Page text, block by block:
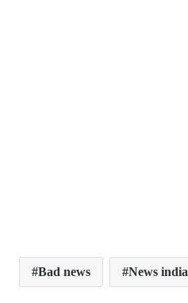
Bad news News india